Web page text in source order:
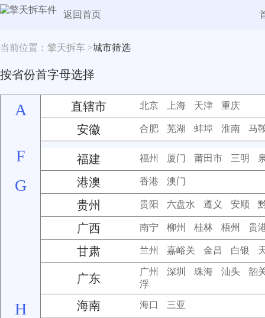
返回首页
当前位置：擎天拆车 >城市筛选
按省份首字母选择
A 直辖市 北京 上海 天津 重庆
安徽 合肥 芜湖 蚌埠 淮南 马
F 福建 福州 厦门 莆田市 三明
G 港澳 香港 澳门
贵州 贵阳 六盘水 遵义 安顺
广西 南宁 柳州 桂林 梧州 贵
甘肃 兰州 嘉峪关 金昌 白银
广东
广州 深圳 珠海 汕头
韶
浮
H 海南 海口 三亚